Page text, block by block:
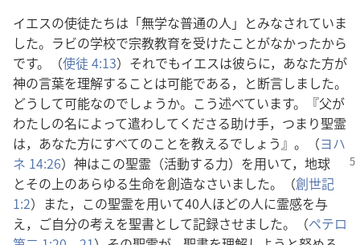
イエスの使徒たちは「無学な普通の人」とみなされていま
した。ラビの学校で宗教教育を受けたことがなかったから
です。（使徒 4:13）それでもイエスは彼らに，あなた方が
神の言葉を理解することは可能である，と断言しました。
どうして可能なのでしょうか。こう述べています。『父が
わたしの名によって遣わしてくださる助け手，つまり聖霊
は，あなた方にすべてのことを教えるでしょう』。（ヨハ
ネ 14:26） 神はこの聖霊（活動する力）を用いて，地球
とその上のあらゆる生命を創造なさいました。（創世記
1:2）また，この聖霊を用いて40人ほどの人に霊感を与
え，ご自分の考えを聖書として記録させました。（ペテロ